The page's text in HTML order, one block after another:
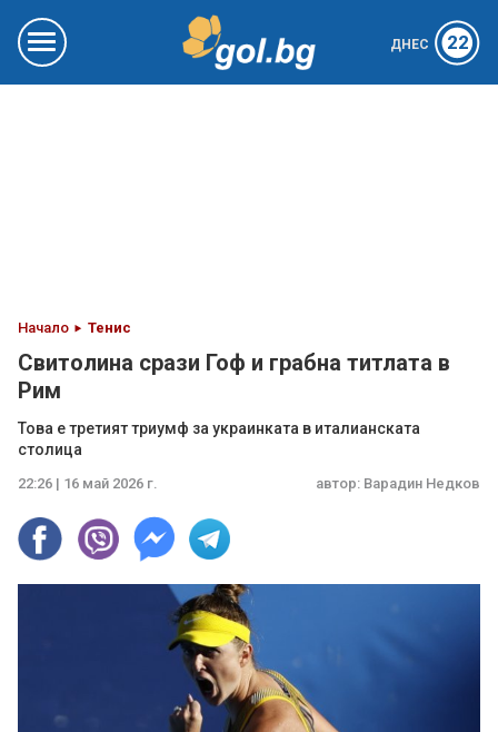
ДНЕС 22
Начало Тенис
Свитолина срази Гоф и грабна титлата в
Рим
Това е третият триумф за украинката в италианската
столица
22:26 | 16 май 2026 г. автор: Варадин Недков